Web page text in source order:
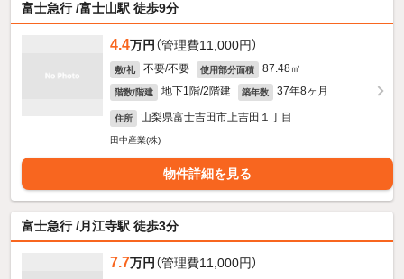
富士急行 /富士山駅 徒歩9分
4.4万円 （管理費11,000円）
敷/礼 不要/不要 使用部分面積 87.48㎡
階数/階建 地下1階/2階建 築年数 37年8ヶ月
住所 山梨県富士吉田市上吉田１丁目
田中産業(株)
物件詳細を見る
富士急行 /月江寺駅 徒歩3分
7.7万円 （管理費11,000円）